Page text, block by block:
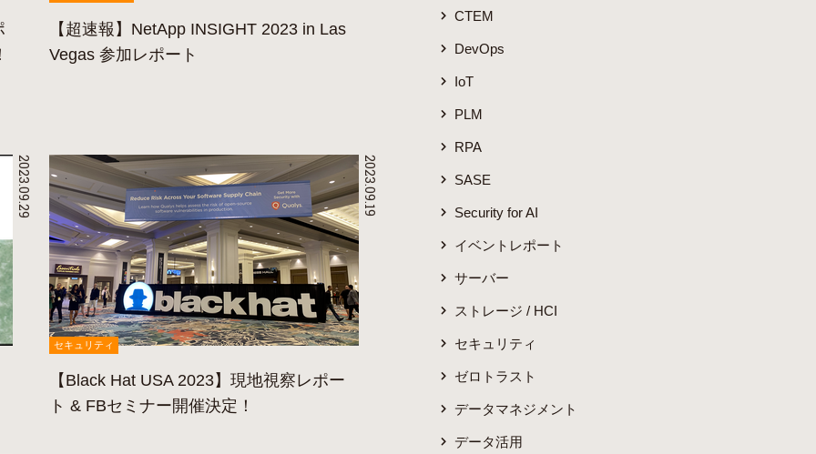
【超速報】NetApp INSIGHT 2023 in Las
Vegas 参加レポート
2023.09.29 2023.09.19
セキュリティ
【Black Hat USA 2023】現地視察レポー
ト & FBセミナー開催決定！
CTEM
DevOps
IoT
PLM
RPA
SASE
Security for AI
イベントレポート
サーバー
ストレージ / HCI
セキュリティ
ゼロトラスト
データマネジメント
データ活用